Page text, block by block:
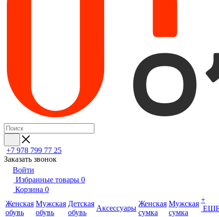
+7 978 799 77 25
Заказать звонок
Войти
Избранные товары 0
Корзина 0
Женская
обувь
Мужская
обувь
Детская
обувь
Аксессуары
Женская
сумка
Мужская
сумка
+